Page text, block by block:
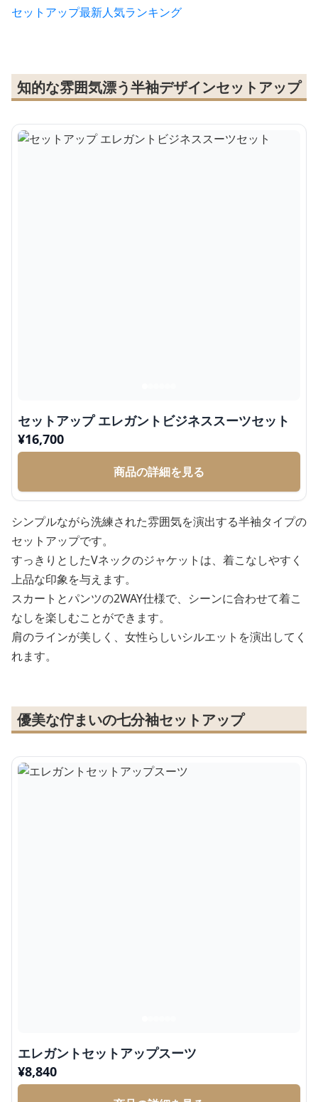
セットアップ最新人気ランキング
知的な雰囲気漂う半袖デザインセットアップ
セットアップ エレガントビジネススーツセット
¥16,700
商品の詳細を見る
シンプルながら洗練された雰囲気を演出する半袖タイプの
セットアップです。
すっきりとしたVネックのジャケットは、着こなしやすく
上品な印象を与えます。
スカートとパンツの2WAY仕様で、シーンに合わせて着こ
なしを楽しむことができます。
肩のラインが美しく、女性らしいシルエットを演出してく
れます。
優美な佇まいの七分袖セットアップ
エレガントセットアップスーツ
¥8,840